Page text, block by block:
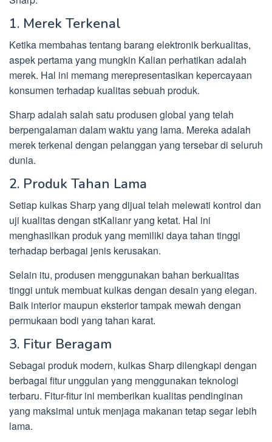
1. Merek Terkenal
Ketika membahas tentang barang elektronik berkualitas,
aspek pertama yang mungkin Kalian perhatikan adalah
merek. Hal ini memang merepresentasikan kepercayaan
konsumen terhadap kualitas sebuah produk.
Sharp adalah salah satu produsen global yang telah
berpengalaman dalam waktu yang lama. Mereka adalah
merek terkenal dengan pelanggan yang tersebar di seluruh
dunia.
2. Produk Tahan Lama
Setiap kulkas Sharp yang dijual telah melewati kontrol dan
uji kualitas dengan stKalianr yang ketat. Hal ini
menghasilkan produk yang memiliki daya tahan tinggi
terhadap berbagai jenis kerusakan.
Selain itu, produsen menggunakan bahan berkualitas
tinggi untuk membuat kulkas dengan desain yang elegan.
Baik interior maupun eksterior tampak mewah dengan
permukaan bodi yang tahan karat.
3. Fitur Beragam
Sebagai produk modern, kulkas Sharp dilengkapi dengan
berbagai fitur unggulan yang menggunakan teknologi
terbaru. Fitur-fitur ini memberikan kualitas pendinginan
yang maksimal untuk menjaga makanan tetap segar lebih
lama.